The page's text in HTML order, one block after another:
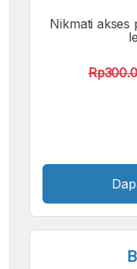
Nikmati akses